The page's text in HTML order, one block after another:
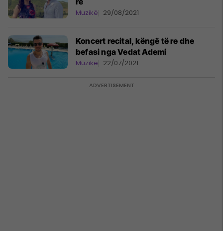
Muzikë 29/08/2021
Koncert recital, këngë të re dhe
befasi nga Vedat Ademi
Muzikë 22/07/2021